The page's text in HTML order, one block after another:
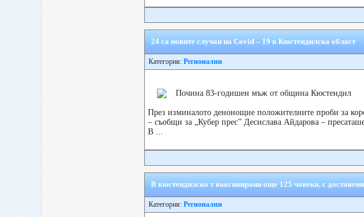
24 са новите случаи на Covid – 19 в Кюстендилска област
Категория: Регионални
Почина 83-годишен мъж от община Кюстендил
През изминалото денонощие положителните проби за
– съобщи за „Кубер прес” Десислава Айдарова –
В ...
В кюстендилско т ваксинирани още 125 човека, с
Категория: Регионални